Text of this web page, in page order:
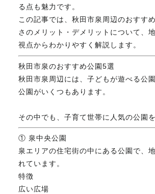
マスターのブログ
018-853-
FAX. 018-853-5781
土曜10:00－15:00（要予
定休日：第2第4土曜日および日
無料相談、お問い合わせはこ
る点も魅力です。
この記事では、秋田市泉周辺のおすす
さのメリット・デメリットについて、
視点からわかりやすく解説します。
秋田市泉のおすすめ公園5選
秋田市泉周辺には、子どもが遊べる公
公園がいくつもあります。
その中でも、子育て世帯に人気の公園
① 泉中央公園
泉エリアの住宅街の中にある公園で、
れています。
特徴
広い広場